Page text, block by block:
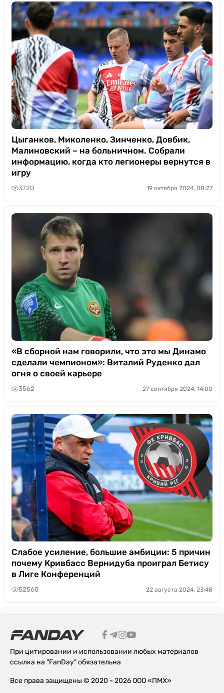
Цыганков, Миколенко, Зинченко, Довбик,
Малиновский – на больничном. Собрали
информацию, когда кто легионеры вернутся в
игру
3720 19 октября 2024, 08:27
«В сборной нам говорили, что это мы Динамо
сделали чемпионом»: Виталий Руденко дал
огня о своей карьере
3562 27 сентября 2024, 14:00
Слабое усиление, большие амбиции: 5 причин
почему Кривбасс Вернидуба проиграл Бетису
в Лиге Конференций
52560 22 августа 2024, 23:48
При цитировании и использовании любых материалов
ссылка на "FanDay" обязательна
Все права защищены © 2020 - 2026 ООО «ПМХ»